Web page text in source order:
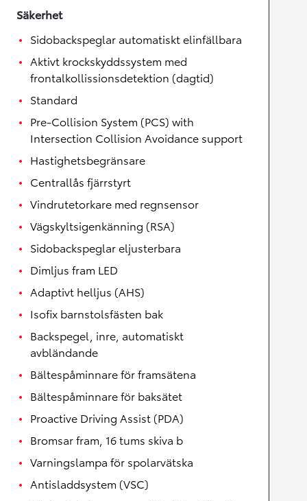
Säkerhet
Sidobackspeglar automatiskt elinfällbara
Aktivt krockskyddssystem med
frontalkollissionsdetektion (dagtid)
Standard
Pre-Collision System (PCS) with
Intersection Collision Avoidance support
Hastighetsbegränsare
Centrallås fjärrstyrt
Vindrutetorkare med regnsensor
Vägskyltsigenkänning (RSA)
Sidobackspeglar eljusterbara
Dimljus fram LED
Adaptivt helljus (AHS)
Isofix barnstolsfästen bak
Backspegel, inre, automatiskt
avbländande
Bältespåminnare för framsätena
Bältespåminnare för baksätet
Proactive Driving Assist (PDA)
Bromsar fram, 16 tums skiva b
Varningslampa för spolarvätska
Antisladdsystem (VSC)